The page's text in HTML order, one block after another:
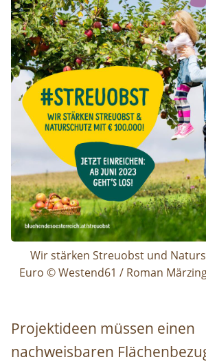
Wir stärken Streuobst und
Euro © Westend61 / Roman
Projektideen müssen einen
nachweisbaren